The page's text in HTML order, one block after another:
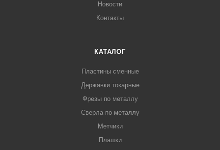
Новости
Контакты
КАТАЛОГ
Пластины сменные
Державки токарные
Фрезы по металлу
Сверла по металлу
Метчики
Плашки